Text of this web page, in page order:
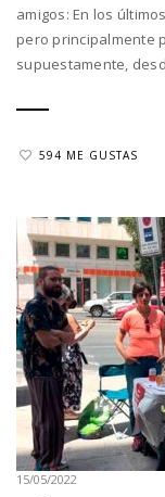
amigos: En los
pero principalmente
supuestamente,
594 ME GUSTAS
15/05/2022